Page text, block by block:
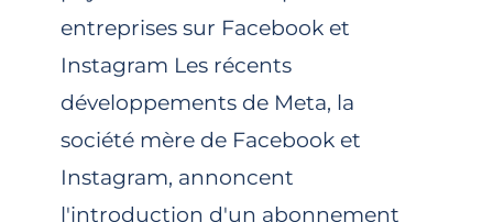
entreprises sur Facebook et
Instagram Les récents
développements de Meta, la
société mère de Facebook et
Instagram, annoncent
l'introduction d'un abonnement